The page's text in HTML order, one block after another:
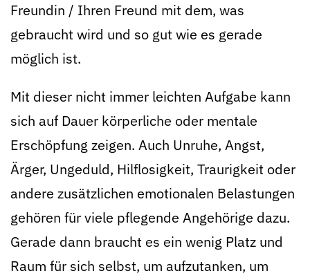
Freundin / Ihren Freund mit dem, was
gebraucht wird und so gut wie es gerade
möglich ist.
Mit dieser nicht immer leichten Aufgabe kann
sich auf Dauer körperliche oder mentale
Erschöpfung zeigen. Auch Unruhe, Angst,
Ärger, Ungeduld, Hilflosigkeit, Traurigkeit oder
andere zusätzlichen emotionalen Belastungen
gehören für viele pflegende Angehörige dazu.
Gerade dann braucht es ein wenig Platz und
Raum für sich selbst, um aufzutanken, um